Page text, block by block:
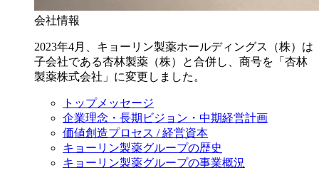
会社情報
2023年4月、キョーリン製薬ホールディングス（株）は
子会社である杏林製薬（株）と合併し、商号を「杏林
製薬株式会社」に変更しました。
トップメッセージ
企業理念・長期ビジョン・中期経営計画
価値創造プロセス / 経営資本
キョーリン製薬グループの歴史
キョーリン製薬グループの事業概況